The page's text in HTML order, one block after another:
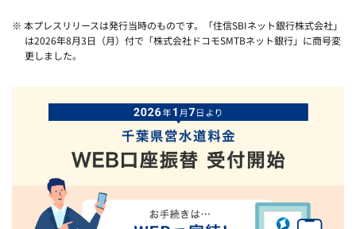
※ 本プレスリリースは発行当時のものです。「住信SBIネット銀行株式会社」
は2026年8月3日（月）付で「株式会社ドコモSMTBネット銀行」に商号変
更しました。